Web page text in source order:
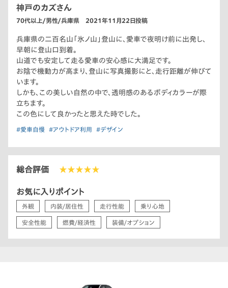
神戸のカズさん
70代以上/男性/兵庫県 2021年11月22日投稿
兵庫県の二百名山「氷ノ山」登山に、愛車で夜明け前に出発し、
早朝に登山口到着。
山道でも安定して走る愛車の安心感に大満足です。
お陰で機動力が高まり、登山に写真撮影にと、走行距離が伸びて
います。
しかも、この美しい自然の中で、透明感のあるボディカラーが際
立ちます。
この色にして良かったと思えた時でした。
#愛車自慢 #アウトドア利用 #デザイン
総合評価 ★★★★★
お気に入りポイント
外観 内装/居住性 走行性能 乗り心地
安全性能 燃費/経済性 装備/オプション